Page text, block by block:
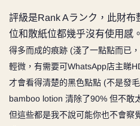
評級是Rank Aランク，此財
位和散紙位都幾乎沒有使用感
得多而成的痕跡 (淺了一點點而已
輕微，有需要可WhatsApp店主睇
才會看得清楚的黑色點點 (不是發
bamboo lotion 清除了90% 但不敢
但這些都是我不說可能你也不會察